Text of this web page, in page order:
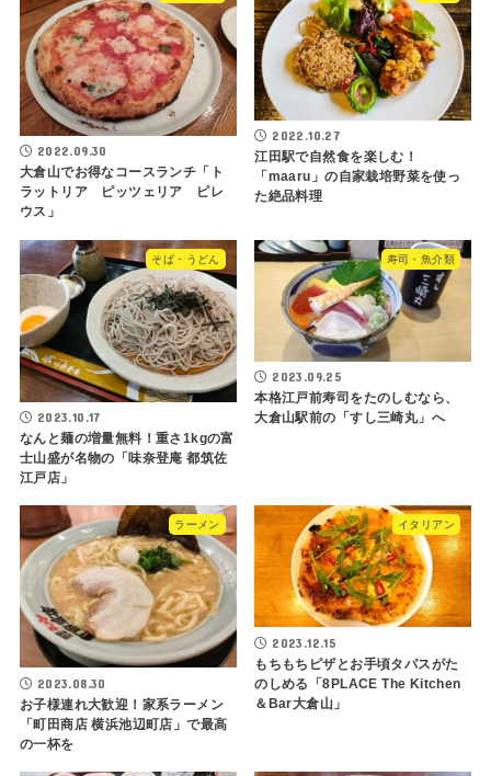
2022.09.30
大倉山でお得なコースランチ「ト
ラットリア ピッツェリア ピレ
ウス」
2022.10.27
江田駅で自然食を楽しむ！
「maaru」の自家栽培野菜を使っ
た絶品料理
そば・うどん
2023.10.17
なんと麺の増量無料！重さ1kgの富
士山盛が名物の「味奈登庵 都筑佐
江戸店」
寿司・魚介類
2023.09.25
本格江戸前寿司をたのしむなら、
大倉山駅前の「すし三崎丸」へ
ラーメン
2023.08.30
お子様連れ大歓迎！家系ラーメン
「町田商店 横浜池辺町店」で最高
の一杯を
イタリアン
2023.12.15
もちもちピザとお手頃タパスがた
のしめる「8PLACE The Kitchen
＆Bar大倉山」